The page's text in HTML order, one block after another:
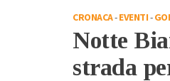
CRONACA-EVENTI-
Notte
strada